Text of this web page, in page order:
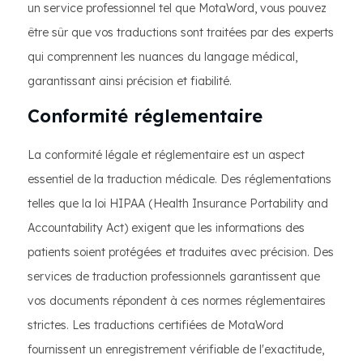
un service professionnel tel que MotaWord, vous pouvez
être sûr que vos traductions sont traitées par des experts
qui comprennent les nuances du langage médical,
garantissant ainsi précision et fiabilité.
Conformité réglementaire
La conformité légale et réglementaire est un aspect
essentiel de la traduction médicale. Des réglementations
telles que la loi HIPAA (Health Insurance Portability and
Accountability Act) exigent que les informations des
patients soient protégées et traduites avec précision. Des
services de traduction professionnels garantissent que
vos documents répondent à ces normes réglementaires
strictes. Les traductions certifiées de MotaWord
fournissent un enregistrement vérifiable de l'exactitude,